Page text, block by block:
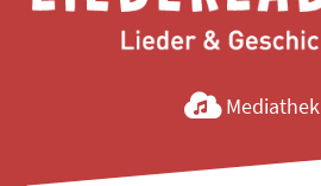
Mediathek